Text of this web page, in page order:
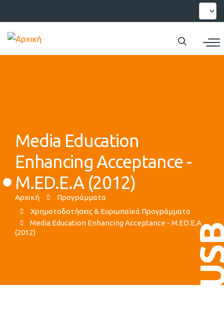
προς
το
Select
Media Education
Enhancing Acceptance -
M.ED.E.A (2012)
Αρχική
Προγράμματα
Χρηματοδοτήσεις & Ευρωπαϊκά Προγράμματα
Media Education Enhancing Acceptance - M.ED.E.A
(2012)